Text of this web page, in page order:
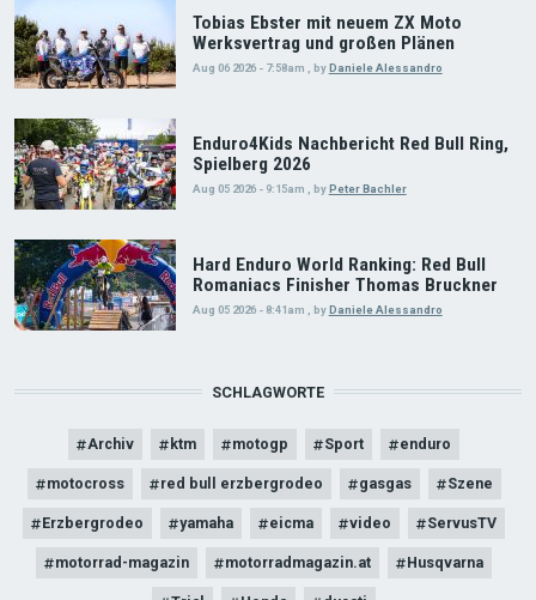
Tobias Ebster mit neuem ZX Moto
Werksvertrag und großen Plänen
Aug 06 2026 - 7:58am byDaniele Alessandro
Enduro4Kids Nachbericht Red Bull Ring,
Spielberg 2026
Aug 05 2026 - 9:15am byPeter Bachler
Hard Enduro World Ranking: Red Bull
Romaniacs Finisher Thomas Bruckner
Aug 05 2026 - 8:41am byDaniele Alessandro
SCHLAGWORTE
Archiv ktm motogp Sport enduro
motocross red bull erzbergrodeo gasgas Szene
Erzbergrodeo yamaha eicma video ServusTV
motorrad-magazin motorradmagazin.at Husqvarna